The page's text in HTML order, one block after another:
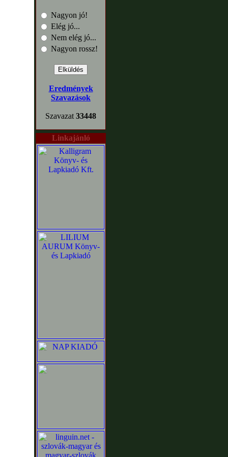
Nagyon jó!
Elég jó...
Nem elég jó...
Nagyon rossz!
Eredmények
Szavazások
Szavazat 33448
Linkajánló